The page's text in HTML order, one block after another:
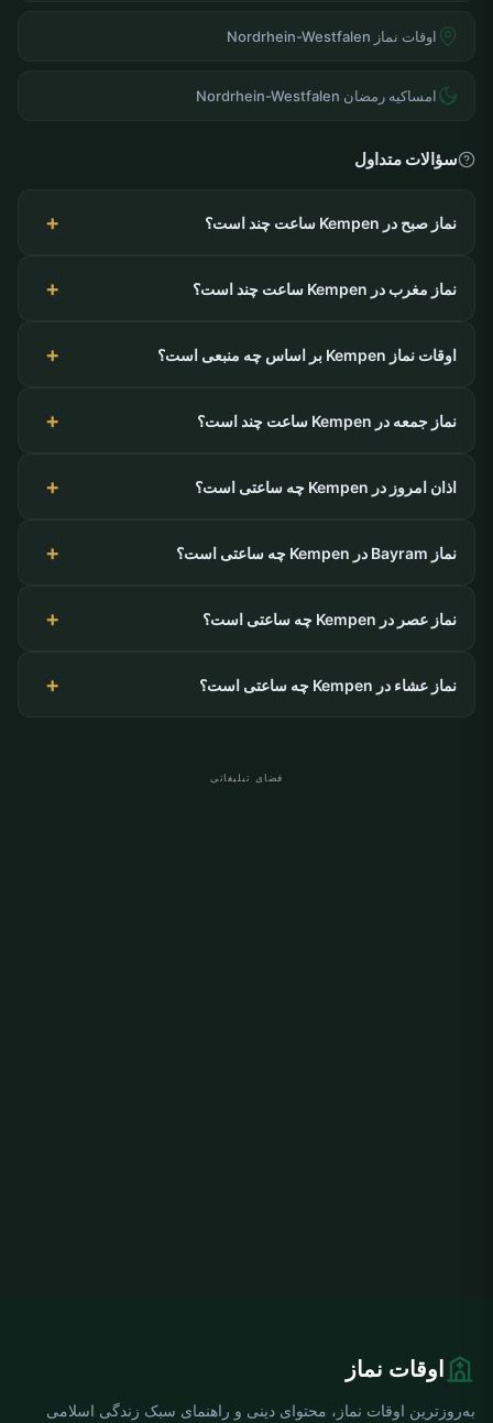
اوقات نماز Nordrhein-Westfalen
امساکیه رمضان Nordrhein-Westfalen
سؤالات متداول
نماز صبح در Kempen ساعت چند است؟
نماز مغرب در Kempen ساعت چند است؟
اوقات نماز Kempen بر اساس چه منبعی است؟
نماز جمعه در Kempen ساعت چند است؟
اذان امروز در Kempen چه ساعتی است؟
نماز Bayram در Kempen چه ساعتی است؟
نماز عصر در Kempen چه ساعتی است؟
نماز عشاء در Kempen چه ساعتی است؟
فضای تبلیغاتی
اوقات نماز
به‌روزترین اوقات نماز، محتوای دینی و راهنمای سبک زندگی اسلامی